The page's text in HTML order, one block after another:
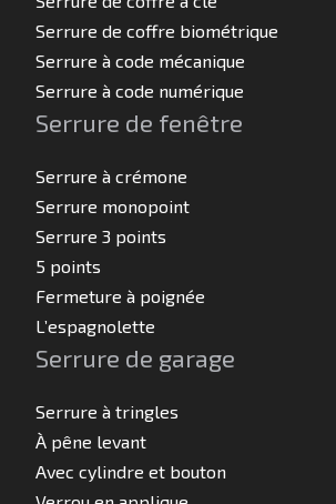
Serrure de coffre biométrique
Serrure à code mécanique
Serrure à code numérique
Serrure de fenêtre
Serrure à crémone
Serrure monopoint
Serrure 3 points
5 points
Fermeture à poignée
L’espagnolette
Serrure de garage
Serrure à tringles
À pêne levant
Avec cylindre et bouton